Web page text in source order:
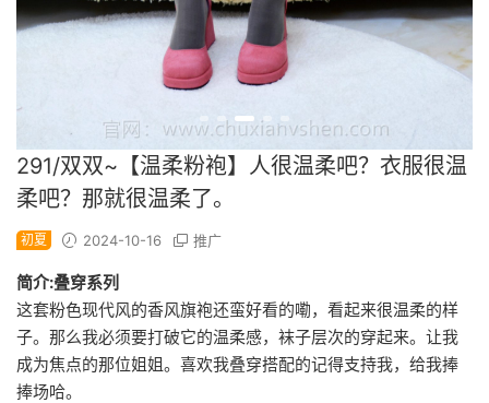
291/双双~【温柔粉袍】人很温柔吧？衣服很温
柔吧？那就很温柔了。
初夏 2024-10-16 推广
简介:叠穿系列
这套粉色现代风的香风旗袍还蛮好看的嘞，看起来很温柔的样
子。那么我必须要打破它的温柔感，袜子层次的穿起来。让我
成为焦点的那位姐姐。喜欢我叠穿搭配的记得支持我，给我捧
捧场哈。